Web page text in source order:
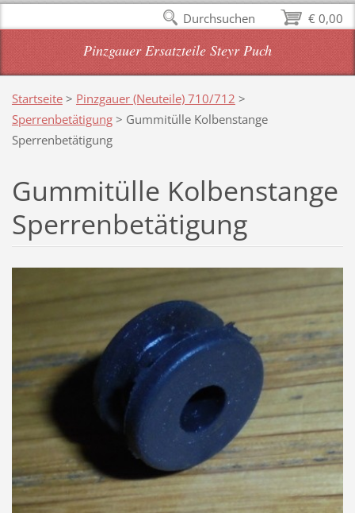
Pinzgauer Ersatzteile Steyr Puch
Startseite > Pinzgauer (Neuteile) 710/712 >
Sperrenbetätigung > Gummitülle Kolbenstange
Sperrenbetätigung
Gummitülle Kolbenstange
Sperrenbetätigung
€ 0,00
Durchsuchen